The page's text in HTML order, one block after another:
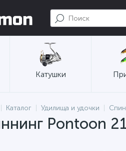
Катушки
Каталог Удилища и удочки
Pontoon